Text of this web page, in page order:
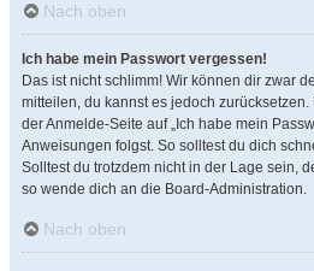
Nach oben
Ich habe mein Passwort vergessen!
Das ist nicht schlimm! Wir können dir zwar
mitteilen, du kannst es jedoch
der Anmelde-Seite auf „Ich habe mein
Anweisungen folgst. So solltest du dich
Solltest du trotzdem nicht in der Lage sein,
so wende dich an die Board-Administration.
Nach oben